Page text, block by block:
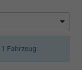
1 Fahrzeug: